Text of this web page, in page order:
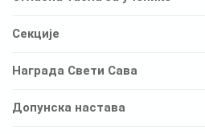
Секције
Награда Свети Сава
Допунска настава